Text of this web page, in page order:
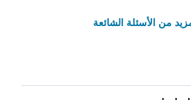
من الأسئلة الشائعة